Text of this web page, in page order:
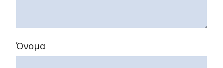
Όνομα